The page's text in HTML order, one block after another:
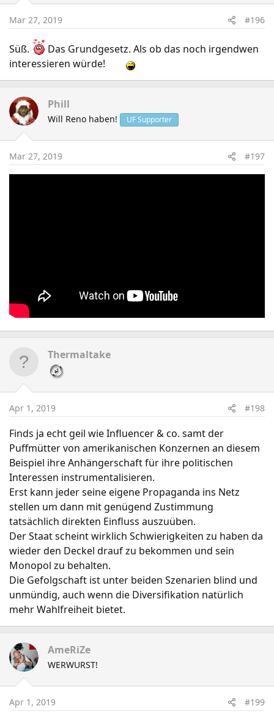
Mar 27, 2019 #196
Süß.
Das Grundgesetz. Als ob das noch irgendwen
interessieren würde!
Phill
Will Reno haben! UF Supporter
Mar 27, 2019 #197
Thermaltake
Apr 1, 2019 #198
Finds ja echt geil wie Influencer & co. samt der
Puffmütter von amerikanischen Konzernen an diesem
Beispiel ihre Anhängerschaft für ihre politischen
Interessen instrumentalisieren.
Erst kann jeder seine eigene Propaganda ins Netz
stellen um dann mit genügend Zustimmung
tatsächlich direkten Einfluss auszuüben.
Der Staat scheint wirklich Schwierigkeiten zu haben da
wieder den Deckel drauf zu bekommen und sein
Monopol zu behalten.
Die Gefolgschaft ist unter beiden Szenarien blind und
unmündig, auch wenn die Diversifikation natürlich
mehr Wahlfreiheit bietet.
AmeRiZe
WERWURST!
Apr 1, 2019 #199